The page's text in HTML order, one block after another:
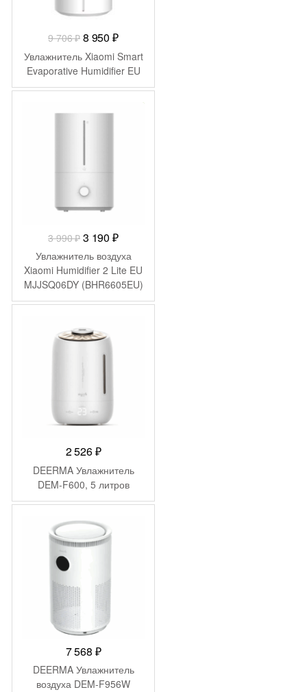
9 706₽ Первоначальная
цена
составляла
9
8 950 ₽Текущая
цена:
8
950 ₽.
Увлажнитель Xiaomi Smart
Evaporative Humidifier EU
3 990₽ Первоначальная
цена
составляла
3
990 ₽.
3 190 ₽Текущая
цена:
3
190 ₽.
Увлажнитель воздуха
Xiaomi Humidifier 2 Lite EU
MJJSQ06DY (BHR6605EU)
2 526₽
DEERMA Увлажнитель
DEM-F600, 5 литров
7 568 ₽
DEERMA Увлажнитель
воздуха DEM-F956W